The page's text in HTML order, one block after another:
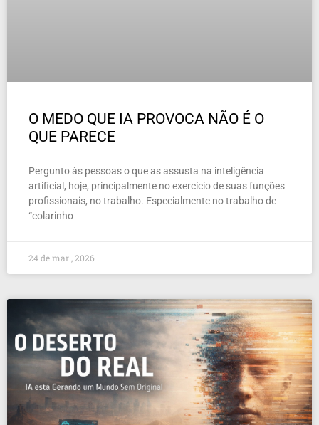
O MEDO QUE IA PROVOCA NÃO É O
QUE PARECE
Pergunto às pessoas o que as assusta na inteligência
artificial, hoje, principalmente no exercício de suas funções
profissionais, no trabalho. Especialmente no trabalho de
“colarinho
24 de mar , 2026